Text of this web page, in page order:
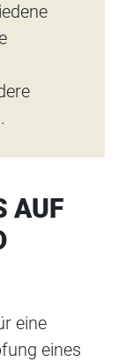
AUF
eine
eines